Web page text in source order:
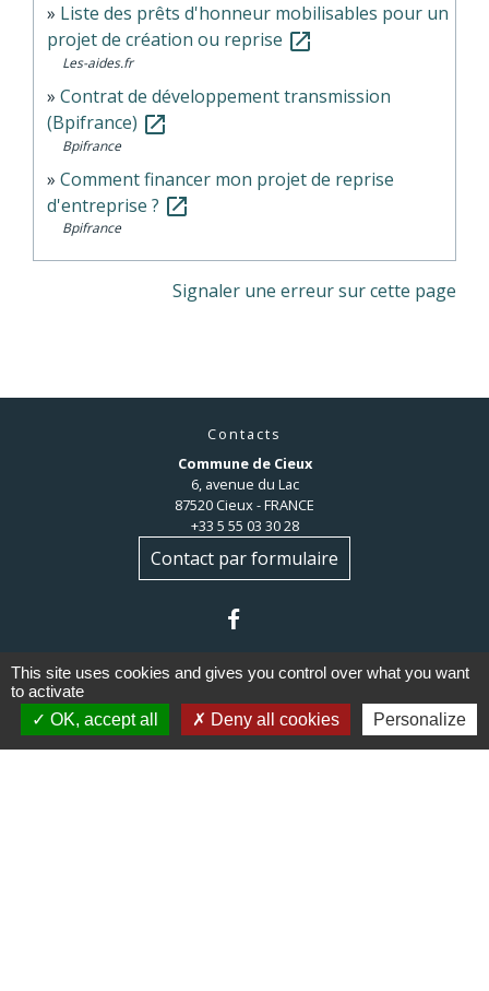
Liste des prêts d'honneur mobilisables pour un
projet de création ou reprise open_in_new
Les-aides.fr
Contrat de développement transmission
(Bpifrance) open_in_new
Bpifrance
Comment financer mon projet de reprise
d'entreprise ? open_in_new
Bpifrance
Signaler une erreur sur cette page
Contacts
Commune de Cieux
6, avenue du Lac
87520 Cieux - FRANCE
+33 5 55 03 30 28
Contact par formulaire
Liens
This site uses cookies and gives you control over what you want
to activate
OK, accept all
Deny all cookies Personalize